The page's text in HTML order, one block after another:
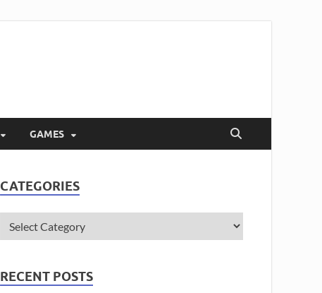
GAMES
CATEGORIES
RECENT POSTS